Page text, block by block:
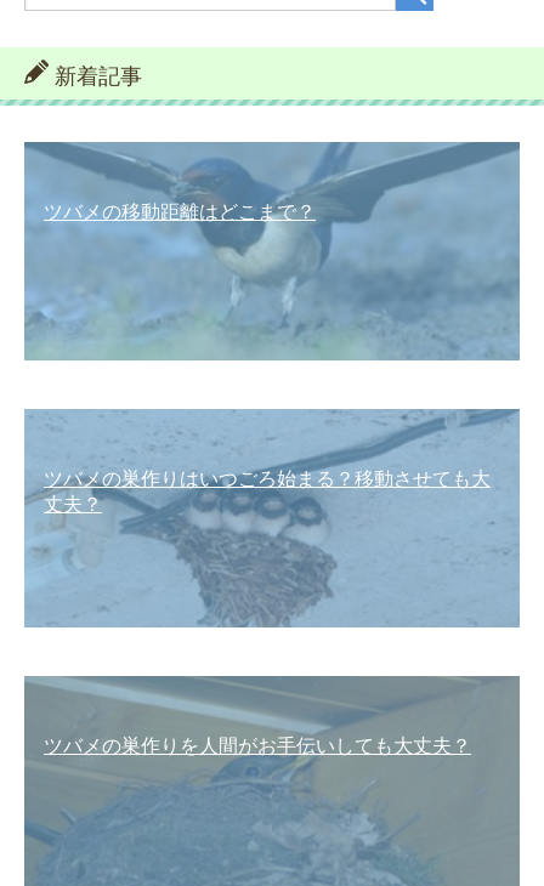
新着記事
ツバメの移動距離はどこまで？
ツバメの巣作りはいつごろ始まる？移動させても大
丈夫？
ツバメの巣作りを人間がお手伝いしても大丈夫？